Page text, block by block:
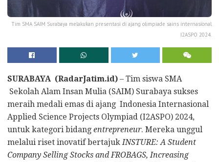
Tim SMA SAIM Surabaya melakukan presentasi di ajang olimpiade sains internasional
I2ASPO 2024.
SURABAYA (RadarJatim.id) – Tim siswa SMA
Sekolah Alam Insan Mulia (SAIM) Surabaya sukses
meraih medali emas di ajang Indonesia Internasional
Applied Science Projects Olympiad (I2ASPO) 2024,
untuk kategori bidang entrepreneur. Mereka unggul
melalui riset inovatif bertajuk INSTURE: A Student
Company Selling Stocks and FROBAGS, Increasing